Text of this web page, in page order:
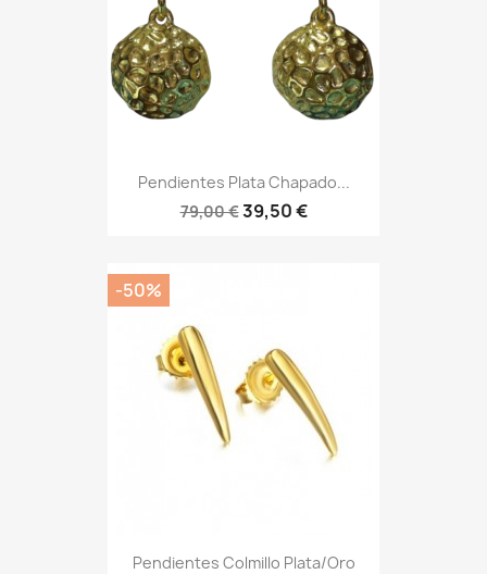
Pendientes Plata Chapado...
79,00 €39,50 €
Pendientes Colmillo Plata/Oro
-50%